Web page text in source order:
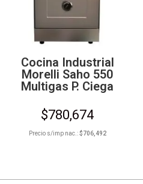
Cocina Industrial
Morelli Saho 550
Multigas P. Ciega
$780,674
Precio s/imp nac.:$706,492